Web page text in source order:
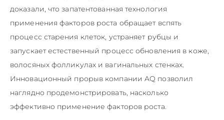
доказали, что запатентованная технология
применения факторов роста обращает вспять
процесс старения клеток, устраняет рубцы и
запускает естественный процесс обновления в коже,
волосяных фолликулах и вагинальных стенках.
Инновационный прорыв компании AQ позволил
наглядно продемонстрировать, насколько
эффективно применение факторов роста.